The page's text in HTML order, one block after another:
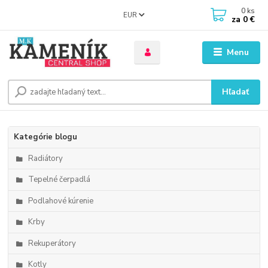
Menu
EUR
Hľadať
0 ks
za 0 €
Kategórie blogu
Radiátory
Tepelné čerpadlá
Podlahové kúrenie
Krby
Rekuperátory
Kotly